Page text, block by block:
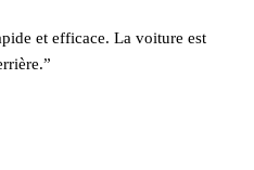
et efficace. La voiture est